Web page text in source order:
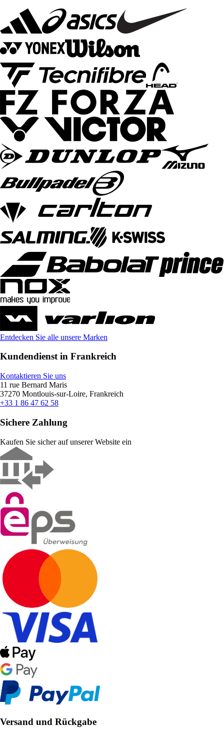
Entdecken Sie alle unsere Marken
Kundendienst in Frankreich
Kontaktieren Sie uns
11 rue Bernard Maris
37270 Montlouis-sur-Loire, Frankreich
+33 1 86 47 62 58
Sichere Zahlung
Kaufen Sie sicher auf unserer Website ein
Versand und Rückgabe